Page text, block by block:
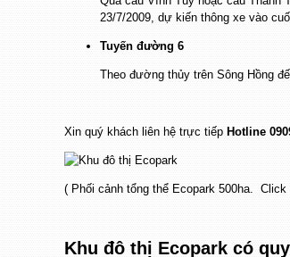
23/7/2009, dự kiến thông xe vào
Tuyến đường 6
Theo đường thủy trên Sông Hồng
Xin quý khách liên hệ trực tiếp Hotline
( Phối cảnh tổng thể Ecopark 500ha.
Khu đô thị Ecopark có